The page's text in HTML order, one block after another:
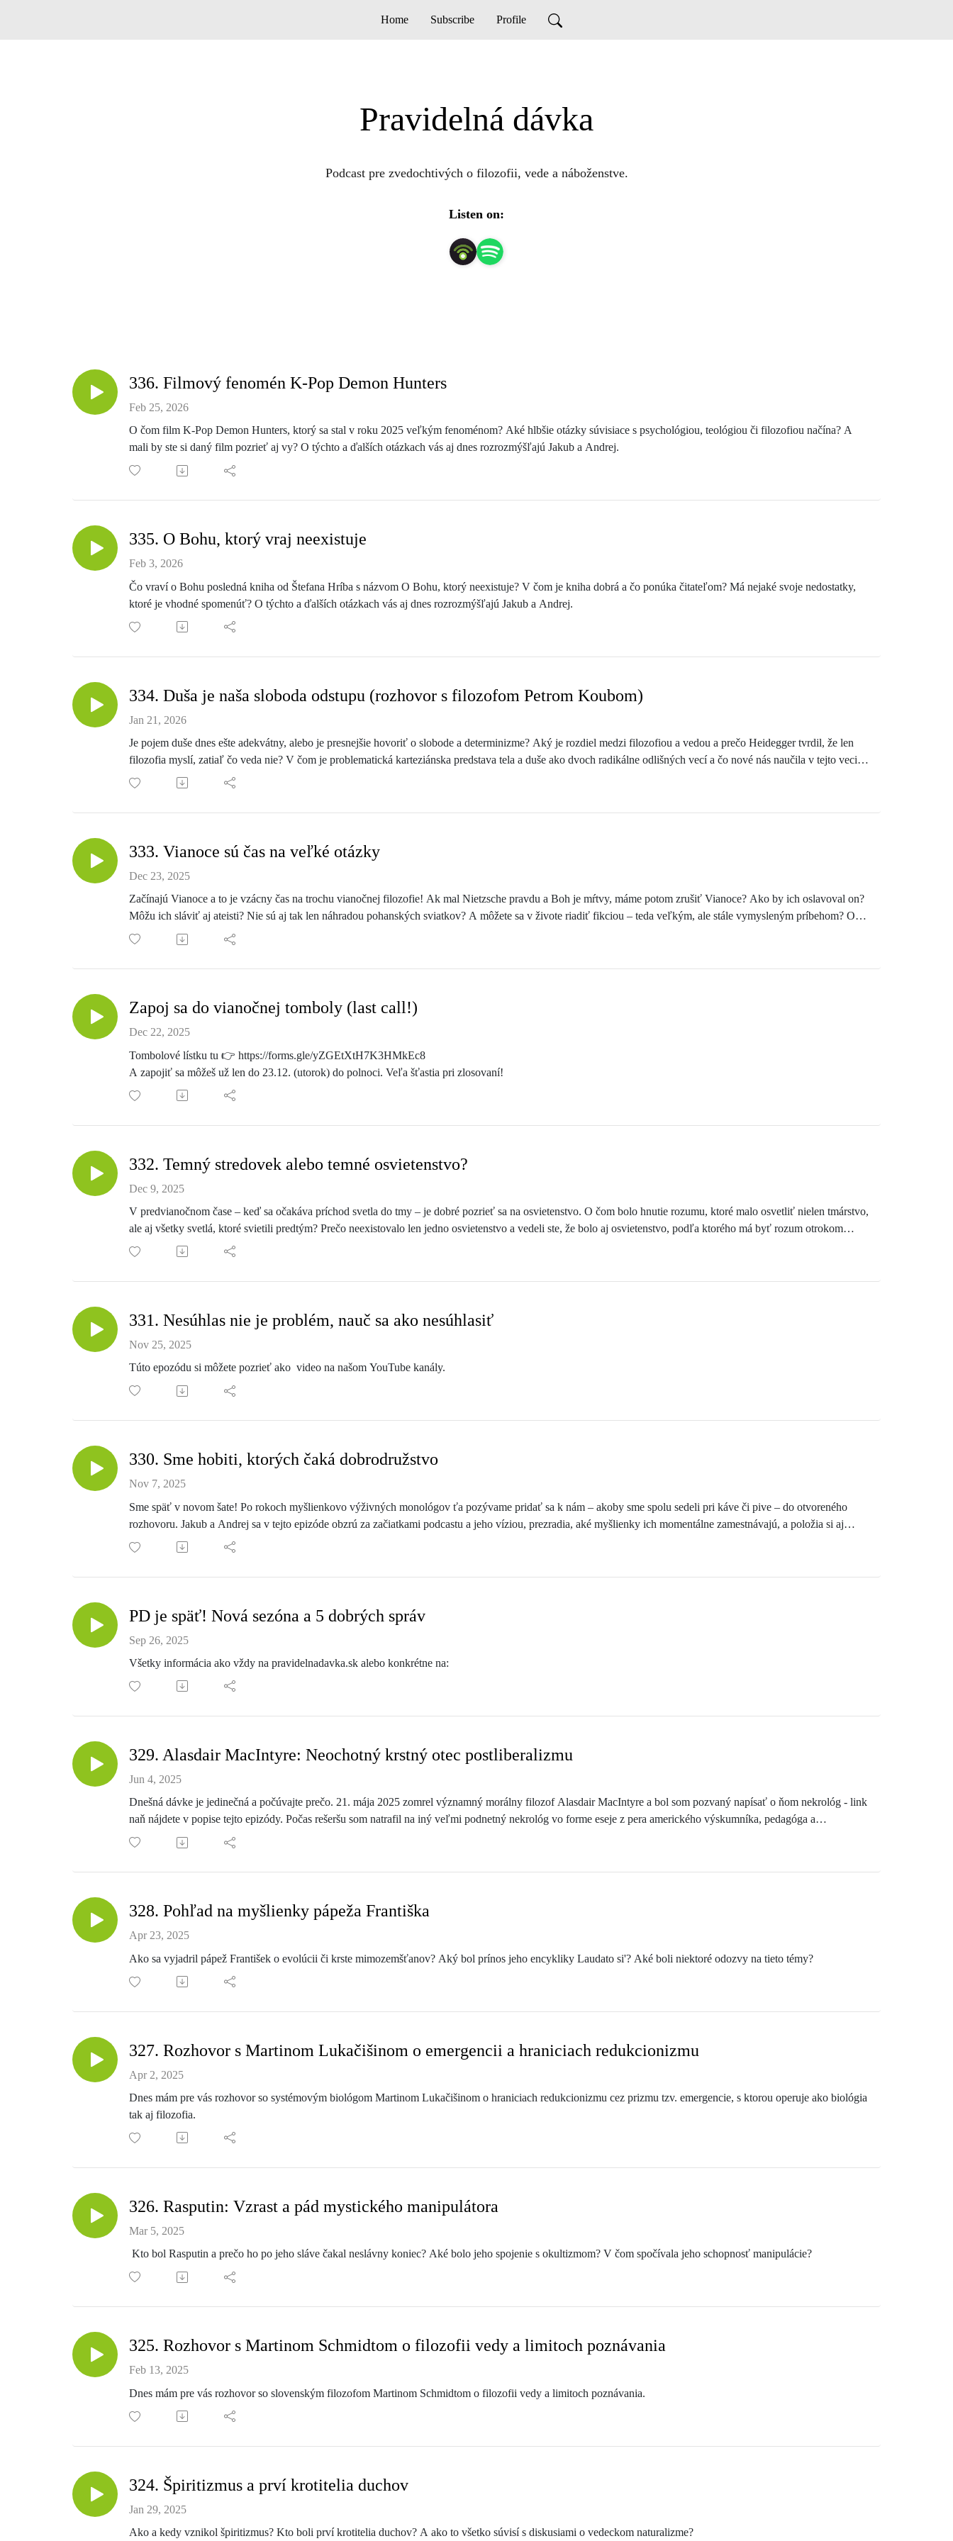
Home Subscribe Profile
Pravidelná dávka
Podcast pre zvedochtivých o filozofii, vede a náboženstve.
Listen on:
336. Filmový fenomén K-Pop Demon Hunters
Feb 25, 2026
O čom film K-Pop Demon Hunters, ktorý sa stal v roku 2025 veľkým fenoménom? Aké hlbšie otázky súvisiace s psychológiou, teológiou či filozofiou načína? A
mali by ste si daný film pozrieť aj vy? O týchto a ďalších otázkach vás aj dnes rozrozmýšľajú Jakub a Andrej.
335. O Bohu, ktorý vraj neexistuje
Feb 3, 2026
Čo vraví o Bohu posledná kniha od Štefana Hríba s názvom O Bohu, ktorý neexistuje? V čom je kniha dobrá a čo ponúka čitateľom? Má nejaké svoje nedostatky,
ktoré je vhodné spomenúť? O týchto a ďalších otázkach vás aj dnes rozrozmýšľajú Jakub a Andrej.
334. Duša je naša sloboda odstupu (rozhovor s filozofom Petrom Koubom)
Jan 21, 2026
Je pojem duše dnes ešte adekvátny, alebo je presnejšie hovoriť o slobode a determinizme? Aký je rozdiel medzi filozofiou a vedou a prečo Heidegger tvrdil, že len
filozofia myslí, zatiaľ čo veda nie? V čom je problematická karteziánska predstava tela a duše ako dvoch radikálne odlišných vecí a čo nové nás naučila v tejto veci
plasticita mozgu? O týchto a ďalších otázkach sa Jakub rozpráva s českým filozofom Petrom Koubom.
333. Vianoce sú čas na veľké otázky
Dec 23, 2025
Začínajú Vianoce a to je vzácny čas na trochu vianočnej filozofie! Ak mal Nietzsche pravdu a Boh je mŕtvy, máme potom zrušiť Vianoce? Ako by ich oslavoval on?
Môžu ich sláviť aj ateisti? Nie sú aj tak len náhradou pohanských sviatkov? A môžete sa v živote riadiť fikciou – teda veľkým, ale stále vymysleným príbehom? O
týchto a ďalších otázkach vás aj dnes rozrozmýšľajú Jakub a Andrej.
Zapoj sa do vianočnej tomboly (last call!)
Dec 22, 2025
Tombolové lístku tu 👉 https://forms.gle/yZGEtXtH7K3HMkEc8
A zapojiť sa môžeš už len do 23.12. (utorok) do polnoci. Veľa šťastia pri zlosovaní!
332. Temný stredovek alebo temné osvietenstvo?
Dec 9, 2025
V predvianočnom čase – keď sa očakáva príchod svetla do tmy – je dobré pozrieť sa na osvietenstvo. O čom bolo hnutie rozumu, ktoré malo osvetliť nielen tmárstvo,
ale aj všetky svetlá, ktoré svietili predtým? Prečo neexistovalo len jedno osvietenstvo a vedeli ste, že bolo aj osvietenstvo, podľa ktorého má byť rozum otrokom
vášní? A nielenže sa rôzne osvietenstvá pozerajú rôzne na dôležitosť rozumu, rovnaká rôznorodosť existuje pri pohľade na rolu náboženstva a význame sekulárnosti
331. Nesúhlas nie je problém, nauč sa ako nesúhlasiť
Nov 25, 2025
Túto epozódu si môžete pozrieť ako video na našom YouTube kanály.
330. Sme hobiti, ktorých čaká dobrodružstvo
Nov 7, 2025
Sme späť v novom šate! Po rokoch myšlienkovo výživných monológov ťa pozývame pridať sa k nám – akoby sme spolu sedeli pri káve či pive – do otvoreného
rozhovoru. Jakub a Andrej sa v tejto epizóde obzrú za začiatkami podcastu a jeho víziou, prezradia, aké myšlienky ich momentálne zamestnávajú, a položia si aj
otázku za milión:
PD je späť! Nová sezóna a 5 dobrých správ
Sep 26, 2025
Všetky informácia ako vždy na pravidelnadavka.sk alebo konkrétne na:
329. Alasdair MacIntyre: Neochotný krstný otec postliberalizmu
Jun 4, 2025
Dnešná dávke je jedinečná a počúvajte prečo. 21. mája 2025 zomrel významný morálny filozof Alasdair MacIntyre a bol som pozvaný napísať o ňom nekrológ - link
naň nájdete v popise tejto epizódy. Počas rešeršu som natrafil na iný veľmi podnetný nekrológ vo forme eseje z pera amerického výskumníka, pedagóga a
prekladateľa Nathana Pinkoskiho v časopise Compact.
328. Pohľad na myšlienky pápeža Františka
Apr 23, 2025
Ako sa vyjadril pápež František o evolúcii či krste mimozemšťanov? Aký bol prínos jeho encykliky Laudato si'? Aké boli niektoré odozvy na tieto témy?
327. Rozhovor s Martinom Lukačišinom o emergencii a hraniciach redukcionizmu
Apr 2, 2025
Dnes mám pre vás rozhovor so systémovým biológom Martinom Lukačišinom o hraniciach redukcionizmu cez prizmu tzv. emergencie, s ktorou operuje ako biológia
tak aj filozofia.
326. Rasputin: Vzrast a pád mystického manipulátora
Mar 5, 2025
Kto bol Rasputin a prečo ho po jeho sláve čakal neslávny koniec? Aké bolo jeho spojenie s okultizmom? V čom spočívala jeho schopnosť manipulácie?
325. Rozhovor s Martinom Schmidtom o filozofii vedy a limitoch poznávania
Feb 13, 2025
Dnes mám pre vás rozhovor so slovenským filozofom Martinom Schmidtom o filozofii vedy a limitoch poznávania.
324. Špiritizmus a prví krotitelia duchov
Jan 29, 2025
Ako a kedy vznikol špiritizmus? Kto boli prví krotitelia duchov? A ako to všetko súvisí s diskusiami o vedeckom naturalizme?